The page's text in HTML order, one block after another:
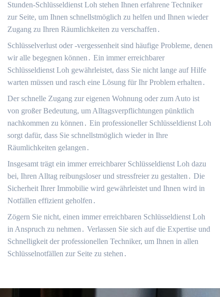
Stunden-Schlüsseldienst Loh stehen Ihnen erfahrene Techniker
zur Seite, um Ihnen schnellstmöglich zu helfen und Ihnen wieder
Zugang zu Ihren Räumlichkeiten zu verschaffen․
Schlüsselverlust oder -vergessenheit sind häufige Probleme, denen
wir alle begegnen können․ Ein immer erreichbarer
Schlüsseldienst Loh gewährleistet, dass Sie nicht lange auf Hilfe
warten müssen und rasch eine Lösung für Ihr Problem erhalten․
Der schnelle Zugang zur eigenen Wohnung oder zum Auto ist
von großer Bedeutung, um Alltagsverpflichtungen pünktlich
nachkommen zu können․ Ein professioneller Schlüsseldienst Loh
sorgt dafür, dass Sie schnellstmöglich wieder in Ihre
Räumlichkeiten gelangen․
Insgesamt trägt ein immer erreichbarer Schlüsseldienst Loh dazu
bei, Ihren Alltag reibungsloser und stressfreier zu gestalten․ Die
Sicherheit Ihrer Immobilie wird gewährleistet und Ihnen wird in
Notfällen effizient geholfen․
Zögern Sie nicht, einen immer erreichbaren Schlüsseldienst Loh
in Anspruch zu nehmen․ Verlassen Sie sich auf die Expertise und
Schnelligkeit der professionellen Techniker, um Ihnen in allen
Schlüsselnotfällen zur Seite zu stehen․